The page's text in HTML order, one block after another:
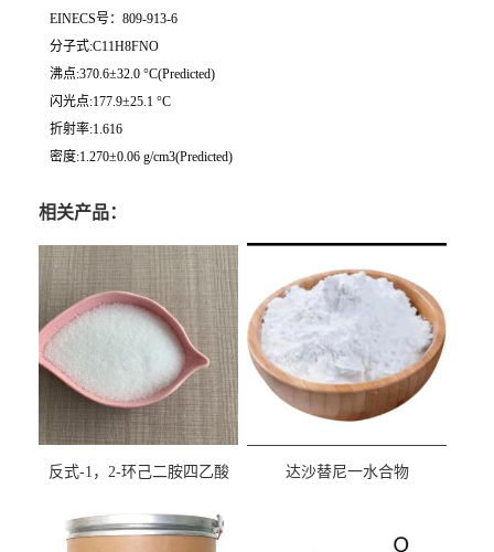
EINECS号：809-913-6
分子式:C11H8FNO
沸点:370.6±32.0 °C(Predicted)
闪光点:177.9±25.1 °C
折射率:1.616
密度:1.270±0.06 g/cm3(Predicted)
相关产品：
反式-1，2-环己二胺四乙酸
达沙替尼一水合物